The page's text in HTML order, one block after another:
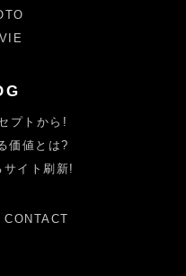
プトから!
価値とは?
サイト刷新!
CONTACT